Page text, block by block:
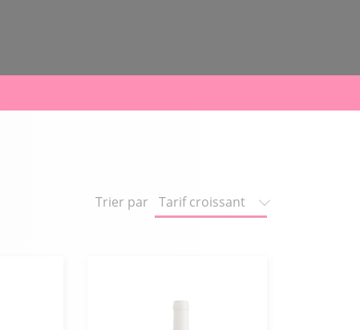
Trier par